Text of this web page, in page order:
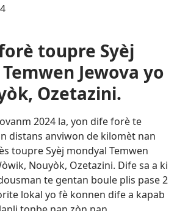
toupre Syèj
Jewova yo
Ozetazini.
2024 la, yon dife forè te
distans anviwon de kilomèt nan
toupre Syèj mondyal Temwen
Nouyòk, Ozetazini. Dife sa a ki
te gentan boule plis pase 2
lokal yo fè konnen dife a kapab